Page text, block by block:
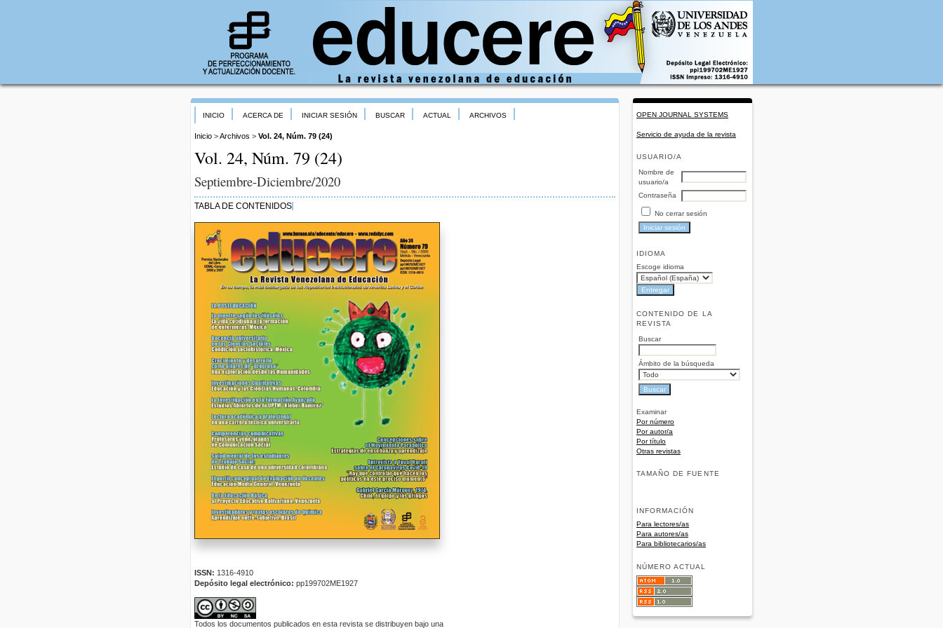
OPEN JOURNAL SYSTEMS
Servicio de ayuda de la revista
USUARIO/A
Nombre de
usuario/a
Contraseña
No cerrar sesión
IDIOMA
Escoge idioma
CONTENIDO DE LA
REVISTA
Buscar
Ámbito de la búsqueda
Examinar
Por número
Por autor/a
Por título
Otras revistas
TAMAÑO DE FUENTE
INFORMACIÓN
Para lectores/as
Para autores/as
Para bibliotecarios/as
NÚMERO ACTUAL
INICIO ACERCA DE INICIAR SESIÓN BUSCAR ACTUAL ARCHIVOS
Inicio >Archivos > Vol. 24, Núm. 79 (24)
Vol. 24, Núm. 79 (24)
Septiembre-Diciembre/2020
TABLA DE CONTENIDOS
ISSN: 1316-4910
Depósito legal electrónico: pp199702ME1927
Todos los documentos publicados en esta revista se distribuyen bajo una